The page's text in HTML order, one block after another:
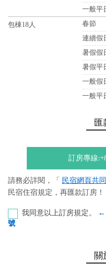
一般平
包棟18人 春節
連續假
暑假假
暑假平
一般假
一般平
匯
訂房專線
請務必詳閱，「 民宿網頁共
民宿住宿規定，再匯款訂房！
我同意以上訂房規定。
←
號
彰化銀行-恆春分行 代號
關